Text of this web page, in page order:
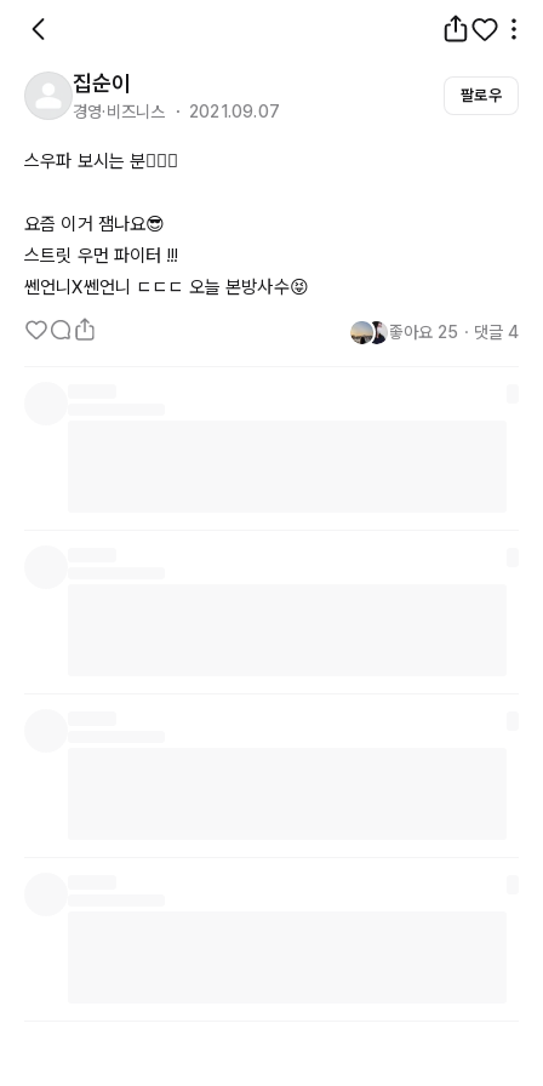
집순이
경영·비즈니스 ・ 2021.09.07
팔로우
스우파 보시는 분🙋🏻‍♀️
요즘 이거 잼나요😎
스트릿 우먼 파이터 !!!
쎈언니X쎈언니 ㄷㄷㄷ 오늘 본방사수😝
좋아요 25 ・ 댓글 4